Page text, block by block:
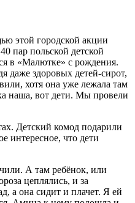
этой городской акции
пар польской детской
в «Малютке» с рождения.
даже здоровых детей-сирот,
хотя она уже лежала там
наша, вот дети. Мы провели
Детский комод подарили
интересное, что дети
А там ребёнок, или
цеплялись, и за
а она сидит и плачет. Я ей